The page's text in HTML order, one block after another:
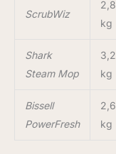
ScrubWiz
kg
Shark
Steam Mop
3,2
kg
Bissell
PowerFresh
2,6
kg